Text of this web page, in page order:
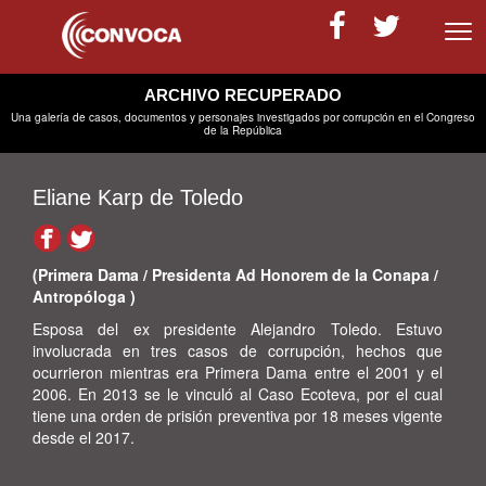
ARCHIVO RECUPERADO
Una galería de casos, documentos y personajes investigados por corrupción en el Congreso
de la República
Eliane Karp de Toledo
(Primera Dama / Presidenta Ad Honorem de la Conapa /
Antropóloga )
Esposa del ex presidente Alejandro Toledo. Estuvo
involucrada en tres casos de corrupción, hechos que
ocurrieron mientras era Primera Dama entre el 2001 y el
2006. En 2013 se le vinculó al Caso Ecoteva, por el cual
tiene una orden de prisión preventiva por 18 meses vigente
desde el 2017.